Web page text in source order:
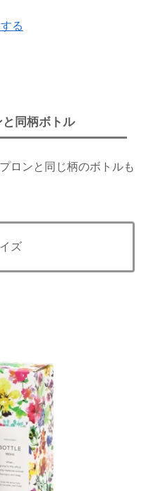
る
同柄ボトル
ロンと同じ柄のボトルも
ズ